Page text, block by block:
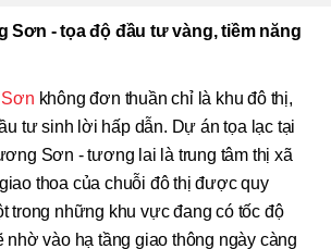
Sơn - tọa độ đầu tư vàng, tiềm năng
không đơn thuần chỉ là khu đô thị,
tư sinh lời hấp dẫn. Dự án tọa lạc tại
Sơn - tương lai là trung tâm thị xã
thoa của chuỗi đô thị được quy
trong những khu vực đang có tốc độ
nhờ vào hạ tầng giao thông ngày càng